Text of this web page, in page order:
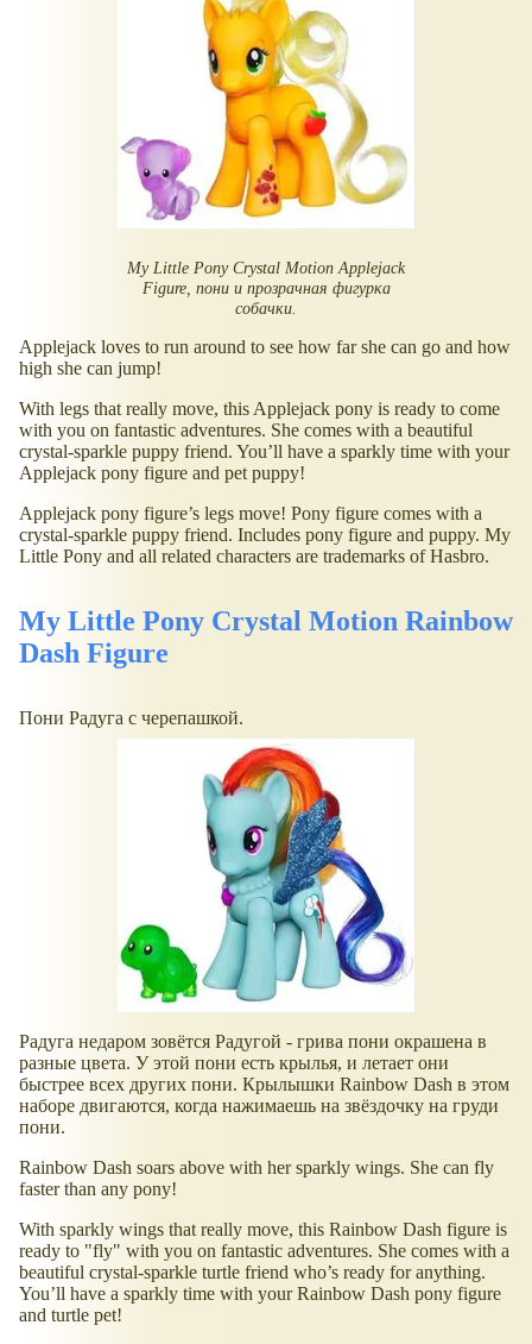
My Little Pony Crystal Motion Applejack
Figure, пони и прозрачная фигурка
собачки.
Applejack loves to run around to see how far she can go and how
high she can jump!
With legs that really move, this Applejack pony is ready to come
with you on fantastic adventures. She comes with a beautiful
crystal-sparkle puppy friend. You’ll have a sparkly time with your
Applejack pony figure and pet puppy!
Applejack pony figure’s legs move! Pony figure comes with a
crystal-sparkle puppy friend. Includes pony figure and puppy. My
Little Pony and all related characters are trademarks of Hasbro.
My Little Pony Crystal Motion Rainbow
Dash Figure
Пони Радуга с черепашкой.
Радуга недаром зовётся Радугой - грива пони окрашена в
разные цвета. У этой пони есть крылья, и летает они
быстрее всех других пони. Крылышки Rainbow Dash в этом
наборе двигаются, когда нажимаешь на звёздочку на груди
пони.
Rainbow Dash soars above with her sparkly wings. She can fly
faster than any pony!
With sparkly wings that really move, this Rainbow Dash figure is
ready to "fly" with you on fantastic adventures. She comes with a
beautiful crystal-sparkle turtle friend who’s ready for anything.
You’ll have a sparkly time with your Rainbow Dash pony figure
and turtle pet!